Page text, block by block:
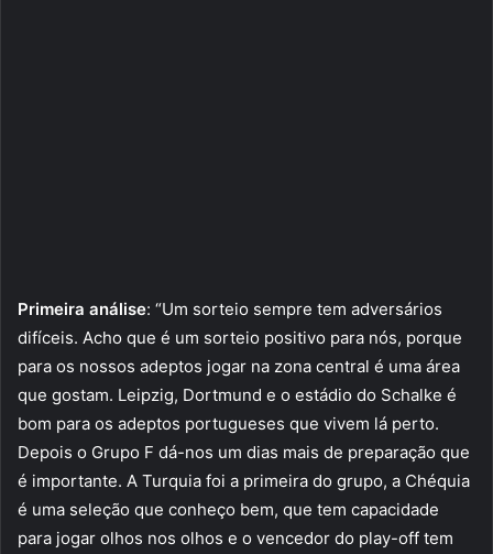
Primeira análise: “Um sorteio sempre tem adversários
difíceis. Acho que é um sorteio positivo para nós, porque
para os nossos adeptos jogar na zona central é uma área
que gostam. Leipzig, Dortmund e o estádio do Schalke é
bom para os adeptos portugueses que vivem lá perto.
Depois o Grupo F dá-nos um dias mais de preparação que
é importante. A Turquia foi a primeira do grupo, a Chéquia
é uma seleção que conheço bem, que tem capacidade
para jogar olhos nos olhos e o vencedor do play-off tem